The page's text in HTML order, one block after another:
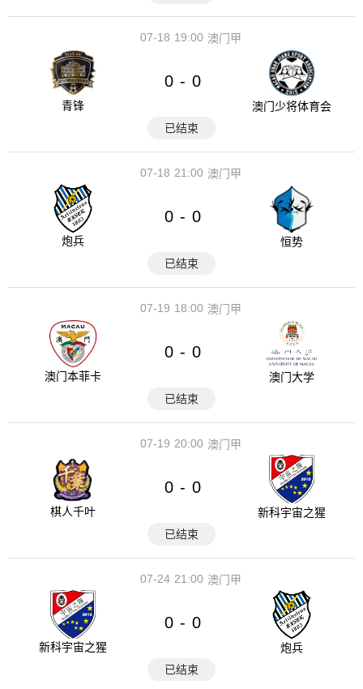
19:00
07-18 澳门甲
青锋
0 - 0
澳门少将体育会
已结束
21:00
07-18 澳门甲
炮兵
0 - 0
恒势
已结束
18:00
07-19 澳门甲
澳门本菲卡
0 - 0
澳门大学
已结束
20:00
07-19 澳门甲
棋人千叶
0 - 0
新科宇宙之猩
已结束
21:00
07-24 澳门甲
新科宇宙之猩
0 - 0
炮兵
已结束